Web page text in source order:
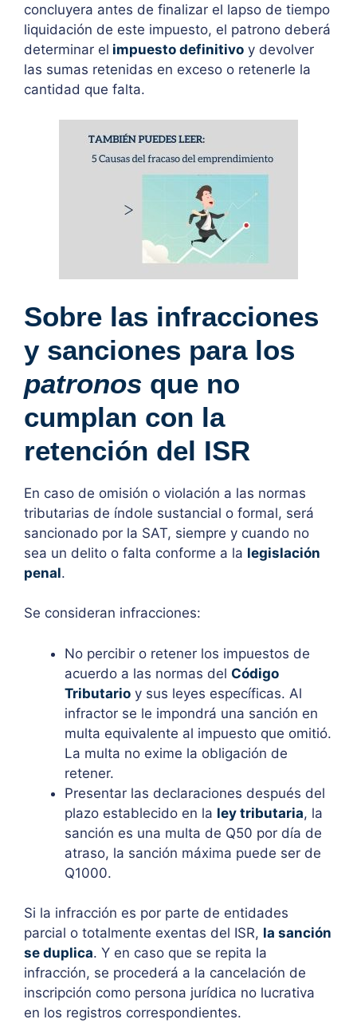
concluyera antes de finalizar el lapso de tiempo
liquidación de este impuesto, el patrono deberá
determinar el impuesto definitivo y devolver
las sumas retenidas en exceso o retenerle la
cantidad que falta.
Sobre las infracciones
y sanciones para los
patronos que no
cumplan con la
retención del ISR
En caso de omisión o violación a las normas
tributarias de índole sustancial o formal, será
sancionado por la SAT, siempre y cuando no
sea un delito o falta conforme a la legislación
penal.
Se consideran infracciones:
No percibir o retener los impuestos de
acuerdo a las normas del Código
Tributario y sus leyes específicas. Al
infractor se le impondrá una sanción en
multa equivalente al impuesto que omitió.
La multa no exime la obligación de
retener.
Presentar las declaraciones después del
plazo establecido en la ley tributaria, la
sanción es una multa de Q50 por día de
atraso, la sanción máxima puede ser de
Q1000.
Si la infracción es por parte de entidades
parcial o totalmente exentas del ISR, la sanción
se duplica. Y en caso que se repita la
infracción, se procederá a la cancelación de
inscripción como persona jurídica no lucrativa
en los registros correspondientes.